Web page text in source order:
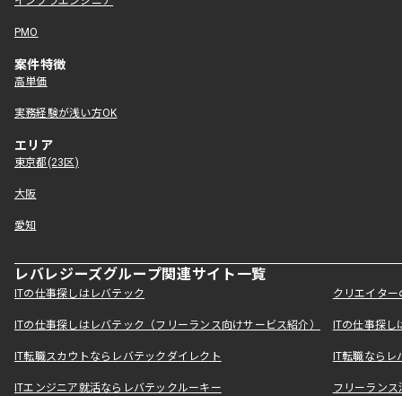
PMO
案件特徴
高単価
実務経験が浅い方OK
エリア
東京都(23区)
大阪
愛知
レバレジーズグループ関連サイト一覧
ITの仕事探しはレバテック クリエイタ
ITの仕事探しはレバテック（フリーランス向けサービス紹介） ITの仕事探
IT転職スカウトならレバテックダイレクト IT転職なら
ITエンジニア就活ならレバテックルーキー フリーラン